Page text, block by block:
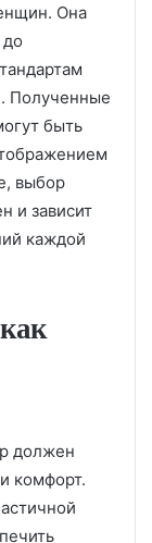
Она
Полученные
быть
выбор
и зависит
каждой
должен
комфорт.